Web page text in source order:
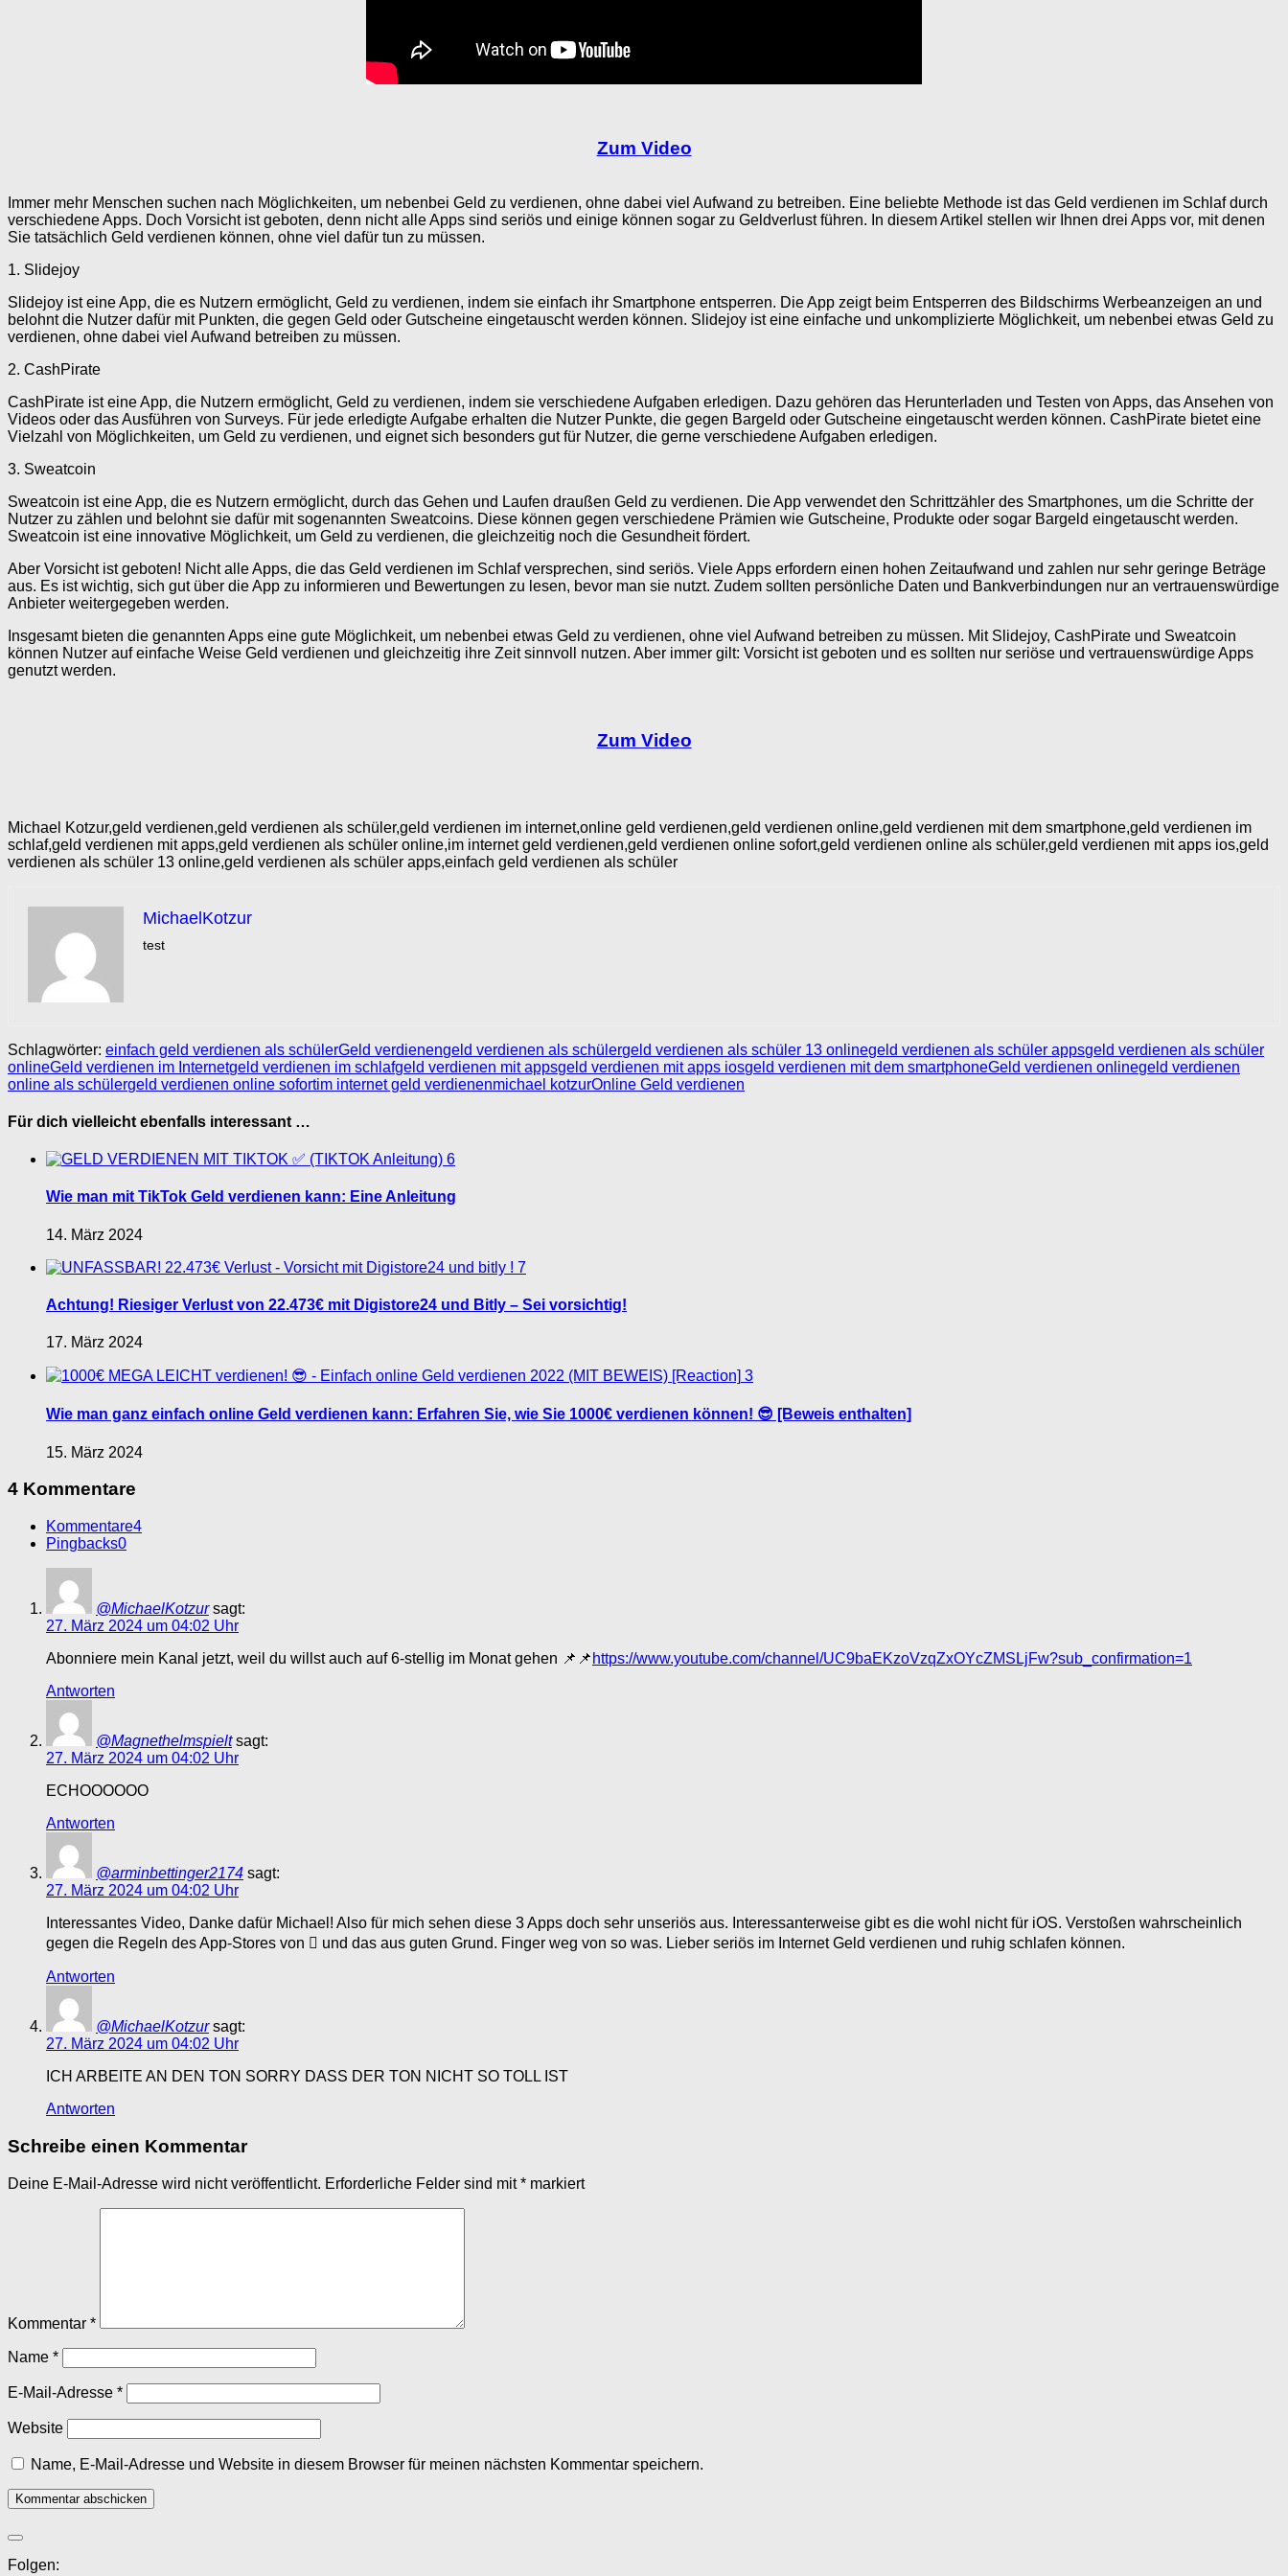
Zum Video
Immer mehr Menschen suchen nach Möglichkeiten, um nebenbei Geld zu verdienen, ohne dabei viel Aufwand zu betreiben. Eine beliebte Methode ist das Geld verdienen im Schlaf durch
verschiedene Apps. Doch Vorsicht ist geboten, denn nicht alle Apps sind seriös und einige können sogar zu Geldverlust führen. In diesem Artikel stellen wir Ihnen drei Apps vor, mit denen
Sie tatsächlich Geld verdienen können, ohne viel dafür tun zu müssen.
1. Slidejoy
Slidejoy ist eine App, die es Nutzern ermöglicht, Geld zu verdienen, indem sie einfach ihr Smartphone entsperren. Die App zeigt beim Entsperren des Bildschirms Werbeanzeigen an und
belohnt die Nutzer dafür mit Punkten, die gegen Geld oder Gutscheine eingetauscht werden können. Slidejoy ist eine einfache und unkomplizierte Möglichkeit, um nebenbei etwas Geld zu
verdienen, ohne dabei viel Aufwand betreiben zu müssen.
2. CashPirate
CashPirate ist eine App, die Nutzern ermöglicht, Geld zu verdienen, indem sie verschiedene Aufgaben erledigen. Dazu gehören das Herunterladen und Testen von Apps, das Ansehen von
Videos oder das Ausführen von Surveys. Für jede erledigte Aufgabe erhalten die Nutzer Punkte, die gegen Bargeld oder Gutscheine eingetauscht werden können. CashPirate bietet eine
Vielzahl von Möglichkeiten, um Geld zu verdienen, und eignet sich besonders gut für Nutzer, die gerne verschiedene Aufgaben erledigen.
3. Sweatcoin
Sweatcoin ist eine App, die es Nutzern ermöglicht, durch das Gehen und Laufen draußen Geld zu verdienen. Die App verwendet den Schrittzähler des Smartphones, um die Schritte der
Nutzer zu zählen und belohnt sie dafür mit sogenannten Sweatcoins. Diese können gegen verschiedene Prämien wie Gutscheine, Produkte oder sogar Bargeld eingetauscht werden.
Sweatcoin ist eine innovative Möglichkeit, um Geld zu verdienen, die gleichzeitig noch die Gesundheit fördert.
Aber Vorsicht ist geboten! Nicht alle Apps, die das Geld verdienen im Schlaf versprechen, sind seriös. Viele Apps erfordern einen hohen Zeitaufwand und zahlen nur sehr geringe Beträge
aus. Es ist wichtig, sich gut über die App zu informieren und Bewertungen zu lesen, bevor man sie nutzt. Zudem sollten persönliche Daten und Bankverbindungen nur an vertrauenswürdige
Anbieter weitergegeben werden.
Insgesamt bieten die genannten Apps eine gute Möglichkeit, um nebenbei etwas Geld zu verdienen, ohne viel Aufwand betreiben zu müssen. Mit Slidejoy, CashPirate und Sweatcoin
können Nutzer auf einfache Weise Geld verdienen und gleichzeitig ihre Zeit sinnvoll nutzen. Aber immer gilt: Vorsicht ist geboten und es sollten nur seriöse und vertrauenswürdige Apps
genutzt werden.
Zum Video
Michael Kotzur,geld verdienen,geld verdienen als schüler,geld verdienen im internet,online geld verdienen,geld verdienen online,geld verdienen mit dem smartphone,geld verdienen im
schlaf,geld verdienen mit apps,geld verdienen als schüler online,im internet geld verdienen,geld verdienen online sofort,geld verdienen online als schüler,geld verdienen mit apps ios,geld
verdienen als schüler 13 online,geld verdienen als schüler apps,einfach geld verdienen als schüler
MichaelKotzur
test
Schlagwörter: einfach geld verdienen als schülerGeld verdienengeld verdienen als schülergeld verdienen als schüler 13 onlinegeld verdienen als schüler appsgeld verdienen als schüler
onlineGeld verdienen im Internetgeld verdienen im schlafgeld verdienen mit appsgeld verdienen mit apps iosgeld verdienen mit dem smartphoneGeld verdienen onlinegeld verdienen
online als schülergeld verdienen online sofortim internet geld verdienenmichael kotzurOnline Geld verdienen
Für dich vielleicht ebenfalls interessant …
6
Wie man mit TikTok Geld verdienen kann: Eine Anleitung
14. März 2024
7
Achtung! Riesiger Verlust von 22.473€ mit Digistore24 und Bitly – Sei vorsichtig!
17. März 2024
3
Wie man ganz einfach online Geld verdienen kann: Erfahren Sie, wie Sie 1000€ verdienen können! 😎 [Beweis enthalten]
15. März 2024
4 Kommentare
Kommentare4
Pingbacks0
@MichaelKotzur sagt:
27. März 2024 um 04:02 Uhr
Abonniere mein Kanal jetzt, weil du willst auch auf 6-stellig im Monat gehen 📌📌 https://www.youtube.com/channel/UC9baEKzoVzqZxOYcZMSLjFw?sub_confirmation=1
Antworten
@Magnethelmspielt sagt:
27. März 2024 um 04:02 Uhr
ECHOOOOOO
Antworten
@arminbettinger2174 sagt:
27. März 2024 um 04:02 Uhr
Interessantes Video, Danke dafür Michael! Also für mich sehen diese 3 Apps doch sehr unseriös aus. Interessanterweise gibt es die wohl nicht für iOS. Verstoßen wahrscheinlich
gegen die Regeln des App-Stores von  und das aus guten Grund. Finger weg von so was. Lieber seriös im Internet Geld verdienen und ruhig schlafen können.
Antworten
@MichaelKotzur sagt:
27. März 2024 um 04:02 Uhr
ICH ARBEITE AN DEN TON SORRY DASS DER TON NICHT SO TOLL IST
Antworten
Schreibe einen Kommentar
Deine E-Mail-Adresse wird nicht veröffentlicht. Erforderliche Felder sind mit* markiert
Kommentar *
Name *
E-Mail-Adresse *
Website
Name, E-Mail-Adresse und Website in diesem Browser für meinen nächsten Kommentar speichern.
Folgen: